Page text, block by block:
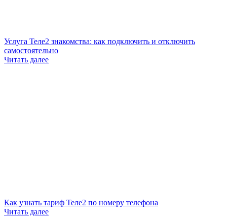
Услуга Теле2 знакомства: как подключить и отключить
самостоятельно
Читать далее
Как узнать тариф Теле2 по номеру телефона
Читать далее